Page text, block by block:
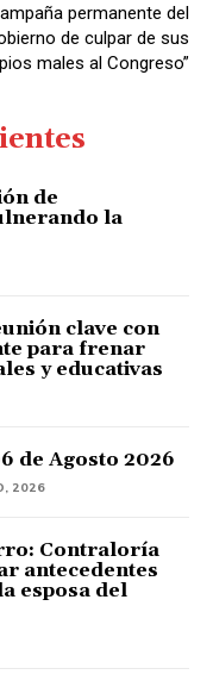
permanente del
de culpar de sus
males al Congreso”
de
la
clave con
para frenar
y educativas
de Agosto 2026
2026
Contraloría
antecedentes
esposa del